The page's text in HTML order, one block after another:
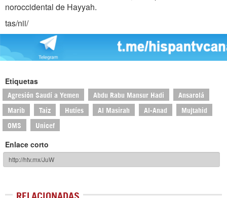
noroccidental de Hayyah.
tas/nii/
Etiquetas
Agresión Saudí a Yemen Abdu Rabu Mansur Hadi Ansarolá
Marib Taiz Hutíes Al Masirah Al-Anad Mujtahid
OMS Unicef
Enlace corto
RELACIONADAS